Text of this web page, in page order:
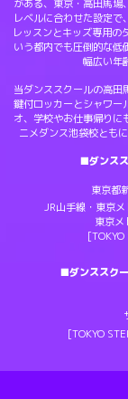
がある、東京・高田馬場
レベルに合わせた設定
レッスンとキッズ専用
いう都内でも圧倒的な低
幅広い年
当ダンススクールの高田
鍵付ロッカーとシャワー
オ、学校やお仕事帰りに
ニメダンス池袋校とも
■ダンス
東京都
JR山手線・東京
東京
[TOKYO
■ダンススク
[TOKYO